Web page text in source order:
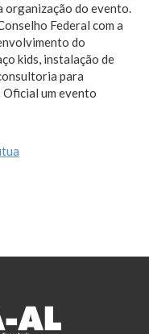
organização do evento.
Federal com a
do
kids, instalação de
para
Oficial um evento